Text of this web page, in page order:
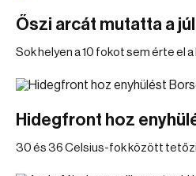
Őszi arcát mutatta a
Sok helyen a 10 fokot sem érte el
Hidegfront hoz
30 és 36 Celsius-fok között